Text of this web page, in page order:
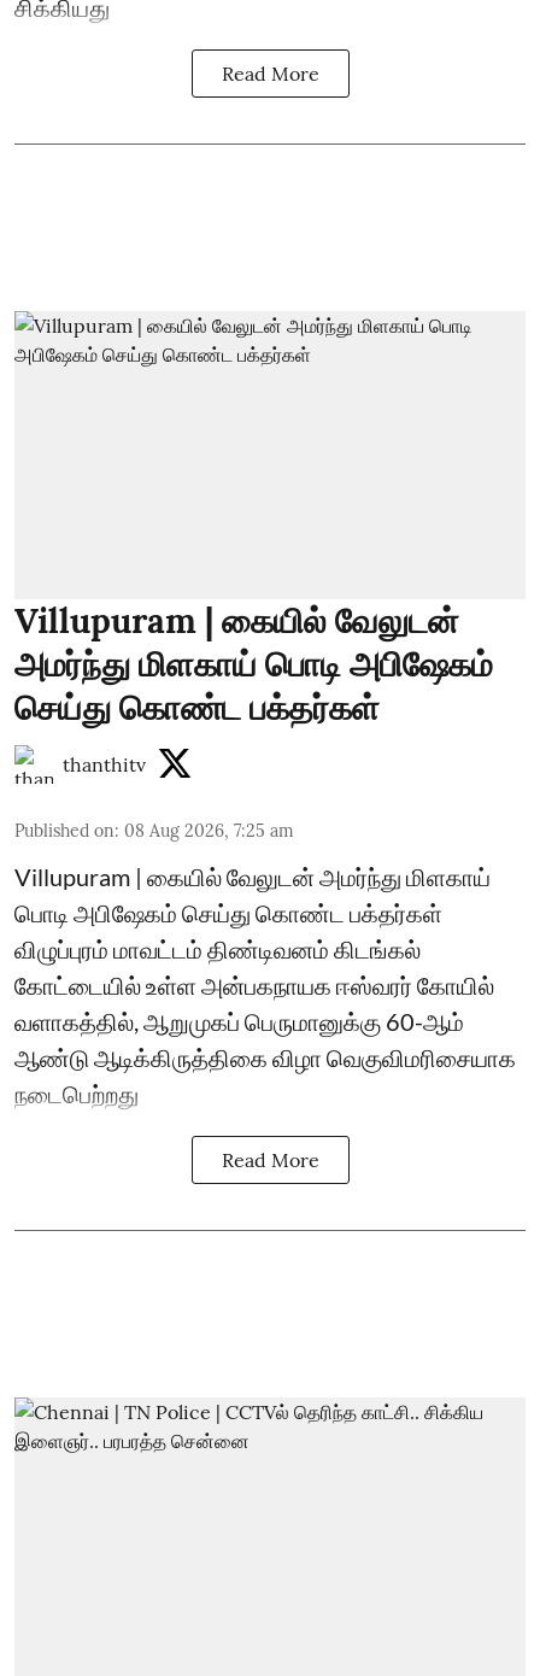
சிக்கியது
Read More
Villupuram | கையில் வேலுடன்
அமர்ந்து மிளகாய் பொடி அபிஷேகம்
செய்து கொண்ட பக்தர்கள்
thanthitv
Published on: 08 Aug 2026, 7:25 am
Villupuram | கையில் வேலுடன் அமர்ந்து மிளகாய்
பொடி அபிஷேகம் செய்து கொண்ட பக்தர்கள்
விழுப்புரம் மாவட்டம் திண்டிவனம் கிடங்கல்
கோட்டையில் உள்ள அன்பகநாயக ஈஸ்வரர் கோயில்
வளாகத்தில், ஆறுமுகப் பெருமானுக்கு 60-ஆம்
ஆண்டு ஆடிக்கிருத்திகை விழா வெகுவிமரிசையாக
நடைபெற்றது
Read More